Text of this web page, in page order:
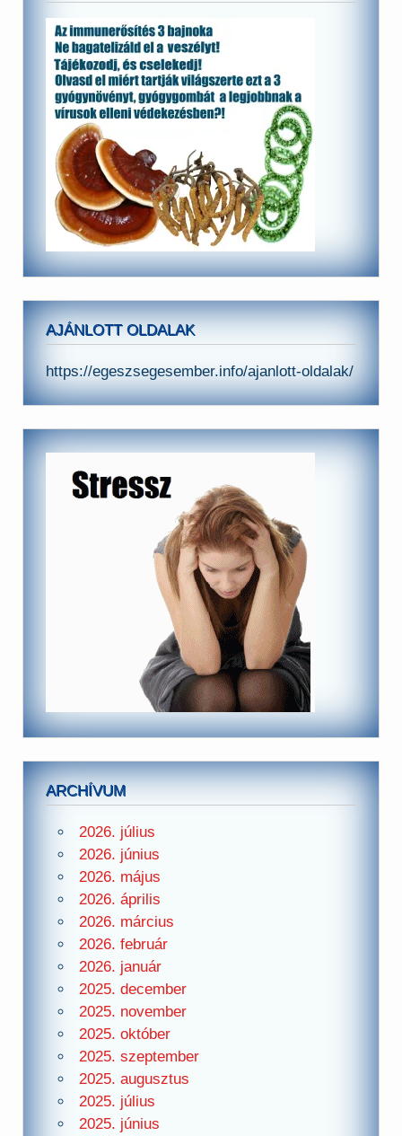
AJÁNLOTT OLDALAK
https://egeszsegesember.info/ajanlott-oldalak/
ARCHÍVUM
2026. július
2026. június
2026. május
2026. április
2026. március
2026. február
2026. január
2025. december
2025. november
2025. október
2025. szeptember
2025. augusztus
2025. július
2025. június